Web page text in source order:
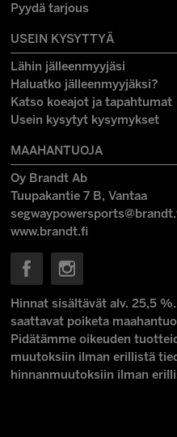
Pyydä tarjous
USEIN KYSYTTYÄ
Lähin jälleenmyyjäsi
Haluatko jälleenmyyjäksi?
Katso koeajot ja tapahtumat
Usein kysytyt kysymykset
MAAHANTUOJA
Oy Brandt Ab
Tuupakantie 7 B, Vantaa
www.brandt.fi
Hinnat sisältävät alv. 25,5
saattavat poiketa
Pidätämme oikeuden
muutoksiin ilman erillistä
hinnanmuutoksiin ilman